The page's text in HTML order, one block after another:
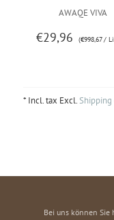
AWAQE VIVA
€29,96 (€998,67 /
* Incl. tax Excl.Shipping
Bei uns können